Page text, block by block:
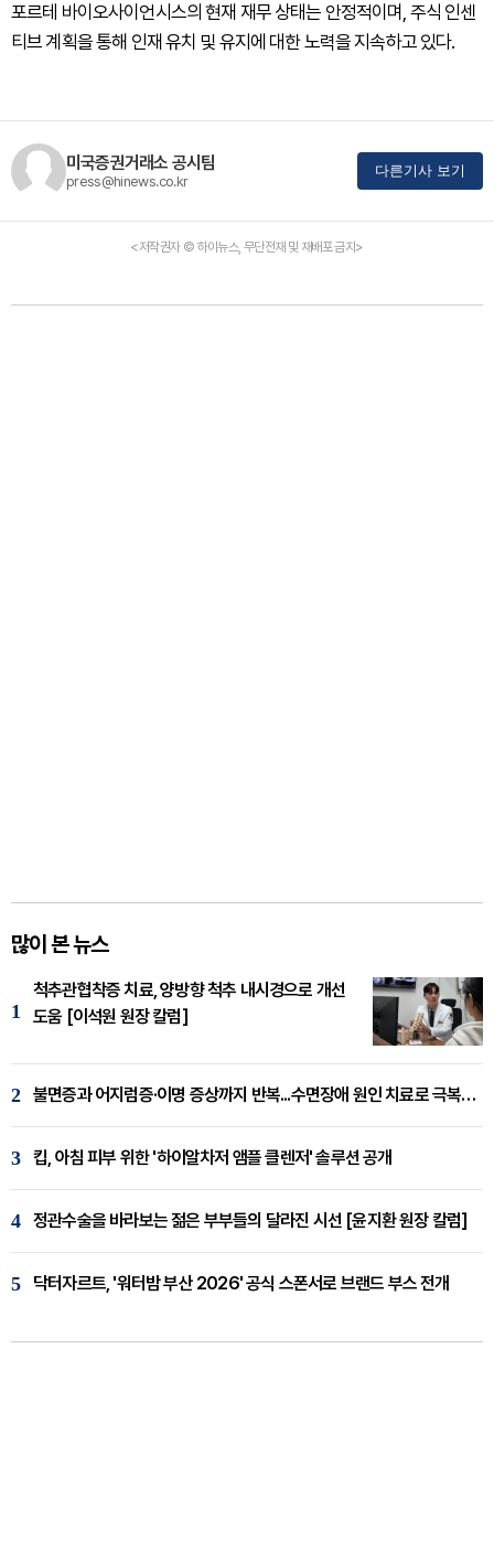
포르테 바이오사이언시스의 현재 재무 상태는 안정적이며, 주식 인센
티브 계획을 통해 인재 유치 및 유지에 대한 노력을 지속하고 있다.
미국증권거래소 공시팀
press@hinews.co.kr
다른기사 보기
<저작권자 © 하이뉴스, 무단전재 및 재배포 금지>
많이 본 뉴스
1
척추관협착증 치료, 양방향 척추 내시경으로 개선
도움 [이석원 원장 칼럼]
2 불면증과 어지럼증·이명 증상까지 반복...수면장애 원인 치료로 극복해야
3 킵, 아침 피부 위한 '하이알차저 앰플 클렌저' 솔루션 공개
4 정관수술을 바라보는 젊은 부부들의 달라진 시선 [윤지환 원장 칼럼]
5 닥터자르트, '워터밤 부산 2026' 공식 스폰서로 브랜드 부스 전개